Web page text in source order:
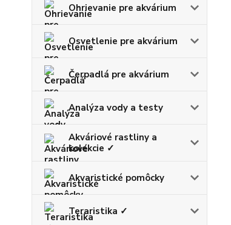
Ohrievanie pre akvárium
Osvetlenie pre akvárium
Čerpadlá pre akvárium
Analýza vody a testy
Akváriové rastliny a
kolekcie ✓
Akvaristické pomôcky
Teraristika ✓